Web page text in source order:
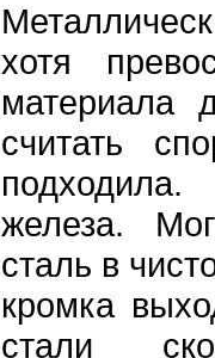
хотя
материала
считать
железа.
сталь в
кромка
стали